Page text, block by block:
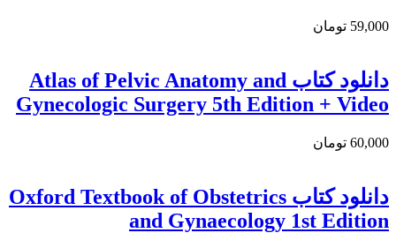
59,000 تومان
دانلود کتاب Atlas of Pelvic Anatomy and
Gynecologic Surgery 5th Edition + Video
60,000 تومان
دانلود كتاب Oxford Textbook of Obstetrics
and Gynaecology 1st Edition